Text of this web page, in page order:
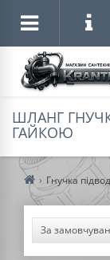
ШЛАНГ
ГАЙКОЮ
Гнучка